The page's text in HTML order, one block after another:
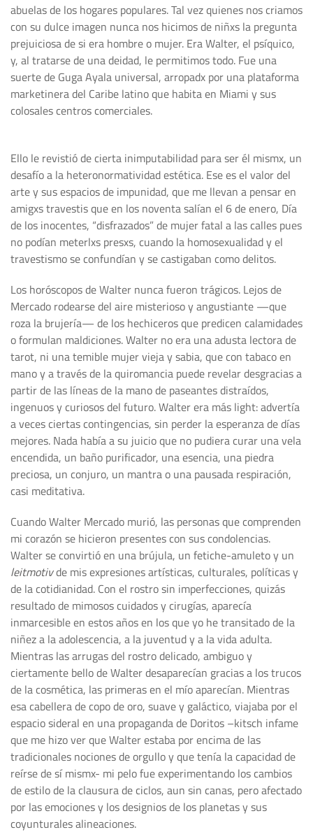
abuelas de los hogares populares. Tal vez quienes nos criamos
con su dulce imagen nunca nos hicimos de niñxs la pregunta
prejuiciosa de si era hombre o mujer. Era Walter, el psíquico,
y, al tratarse de una deidad, le permitimos todo. Fue una
suerte de Guga Ayala universal, arropadx por una plataforma
marketinera del Caribe latino que habita en Miami y sus
colosales centros comerciales.
Ello le revistió de cierta inimputabilidad para ser él mismx, un
desafío a la heteronormatividad estética. Ese es el valor del
arte y sus espacios de impunidad, que me llevan a pensar en
amigxs travestis que en los noventa salían el 6 de enero, Día
de los inocentes, “disfrazados” de mujer fatal a las calles pues
no podían meterlxs presxs, cuando la homosexualidad y el
travestismo se confundían y se castigaban como delitos.
Los horóscopos de Walter nunca fueron trágicos. Lejos de
Mercado rodearse del aire misterioso y angustiante —que
roza la brujería— de los hechiceros que predicen calamidades
o formulan maldiciones. Walter no era una adusta lectora de
tarot, ni una temible mujer vieja y sabia, que con tabaco en
mano y a través de la quiromancia puede revelar desgracias a
partir de las líneas de la mano de paseantes distraídos,
ingenuos y curiosos del futuro. Walter era más light: advertía
a veces ciertas contingencias, sin perder la esperanza de días
mejores. Nada había a su juicio que no pudiera curar una vela
encendida, un baño purificador, una esencia, una piedra
preciosa, un conjuro, un mantra o una pausada respiración,
casi meditativa.
Cuando Walter Mercado murió, las personas que comprenden
mi corazón se hicieron presentes con sus condolencias.
Walter se convirtió en una brújula, un fetiche-amuleto y un
leitmotivde mis expresiones artísticas, culturales, políticas y
de la cotidianidad. Con el rostro sin imperfecciones, quizás
resultado de mimosos cuidados y cirugías, aparecía
inmarcesible en estos años en los que yo he transitado de la
niñez a la adolescencia, a la juventud y a la vida adulta.
Mientras las arrugas del rostro delicado, ambiguo y
ciertamente bello de Walter desaparecían gracias a los trucos
de la cosmética, las primeras en el mío aparecían. Mientras
esa cabellera de copo de oro, suave y galáctico, viajaba por el
espacio sideral en una propaganda de Doritos –kitsch infame
que me hizo ver que Walter estaba por encima de las
tradicionales nociones de orgullo y que tenía la capacidad de
reírse de sí mismx- mi pelo fue experimentando los cambios
de estilo de la clausura de ciclos, aun sin canas, pero afectado
por las emociones y los designios de los planetas y sus
coyunturales alineaciones.